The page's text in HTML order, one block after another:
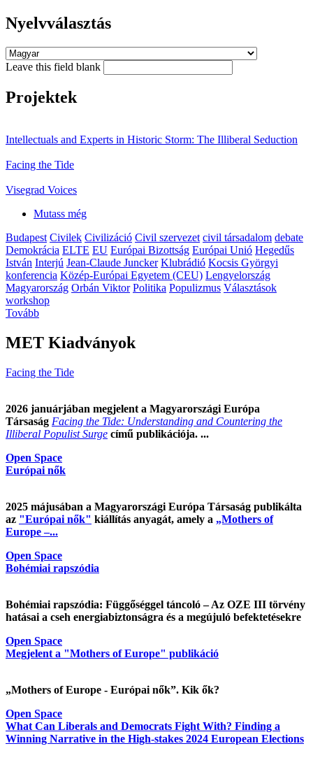
Nyelvválasztás
Leave this field blank
Projektek
Intellectuals and Experts in Historic Storm: The Illiberal Seduction
Facing the Tide
Visegrad Voices
Mutass még
Budapest Civilek Civilizáció Civil szervezet civil társadalom debate
Demokrácia ELTE EU Európai Bizottság Európai Unió Hegedűs
István Interjú Jean-Claude Juncker Klubrádió Kocsis Györgyi
konferencia Közép-Európai Egyetem (CEU) Lengyelország
Magyarország Orbán Viktor Politika Populizmus Választások
workshop
Tovább
MET Kiadványok
Facing the Tide
2026 januárjában megjelent a Magyarországi Európa
Társaság Facing the Tide: Understanding and Countering the
Illiberal Populist Surge című publikációja. ...
Open Space
Európai nők
2025 májusában a Magyarországi Európa Társaság publikálta
az "Európai nők" kiállítás anyagát, amely a „Mothers of
Europe –...
Open Space
Bohémiai rapszódia
Bohémiai rapszódia: Függőséggel táncoló – Az OZE III törvény
hatásai a cseh energiabiztonságra és a megújuló befektetésekre
Open Space
Megjelent a "Mothers of Europe" publikáció
„Mothers of Europe - Európai nők”. Kik ők?
Open Space
What Can Liberals and Democrats Fight With? Finding a
Winning Narrative in the High-stakes 2024 European Elections